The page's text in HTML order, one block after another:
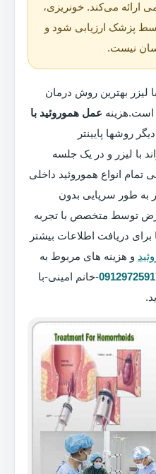
ارائه می‌کند. خونریزی،
پزشک ارزیابی شود و
نیست.
لیزر بهترین روش درمان
عمل هموروئید با
روشها پایینتر
با لیزر و در یک جلسه
تمام انواع هموروئید داخلی
به طور سرپایی بدون
توسط متخصص با تجربه
دریافت اطلاعات بیشتر
و هزینه های مربوط به
-خانم امینی-با